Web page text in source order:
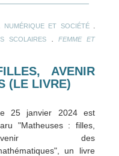
NUMÉRIQUE ET SOCIÉTÉ.
SCOLAIRES
FEMME ET
AVENIR
(LE LIVRE)
25 janvier 2024 est
"Matheuses : filles,
des
un livre